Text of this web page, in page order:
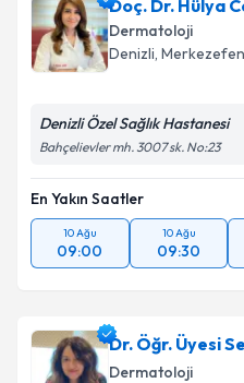
Doç. Dr. Hülya
Dermatoloji
Denizli,
Denizli Özel Sağlık Hastanesi
Bahçelievler mh. 3007 sk. No:23
En Yakın Saatler
10 Ağu
09:00
10 Ağu
09:30
Dr. Öğr. Üyesi
Dermatoloji